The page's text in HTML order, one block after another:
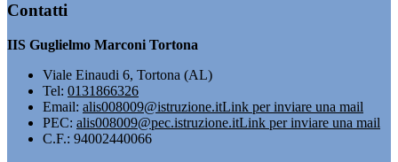
Contatti
IIS Guglielmo Marconi Tortona
Viale Einaudi 6, Tortona (AL)
Tel: 0131866326
Email: alis008009@istruzione.itLink per inviare una mail
PEC: alis008009@pec.istruzione.itLink per inviare una mail
C.F.: 94002440066